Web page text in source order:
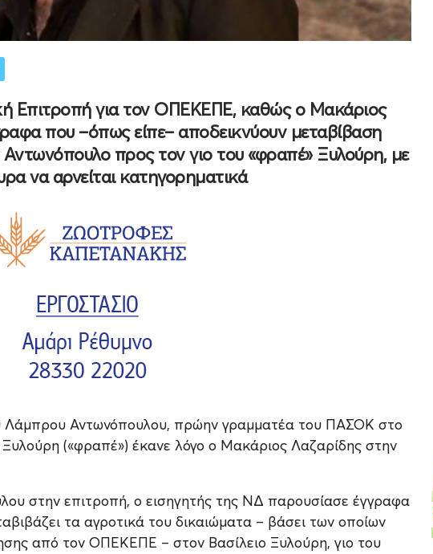
Επιτροπή για τον ΟΠΕΚΕΠΕ, καθώς ο Μακάριος
που –όπως είπε– αποδεικνύουν μεταβίβαση
προς τον γιο του «φραπέ» Ξυλούρη, με
να αρνείται κατηγορηματικά
Λάμπρου Αντωνόπουλου, πρώην γραμματέα του ΠΑΣΟΚ στο
Ξυλούρη («φραπέ») έκανε λόγο ο Μακάριος Λαζαρίδης στην
στην επιτροπή, ο εισηγητής της ΝΔ παρουσίασε έγγραφα
τα αγροτικά του δικαιώματα – βάσει των οποίων
από τον ΟΠΕΚΕΠΕ – στον Βασίλειο Ξυλούρη, γιο του